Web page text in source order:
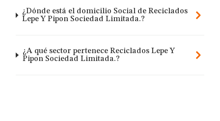
¿Dónde está el domicilio Social de Reciclados
Lepe Y Pipon Sociedad Limitada.?
¿A qué sector pertenece Reciclados Lepe Y
Pipon Sociedad Limitada.?